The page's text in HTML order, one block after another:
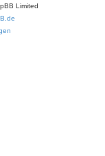
Limited